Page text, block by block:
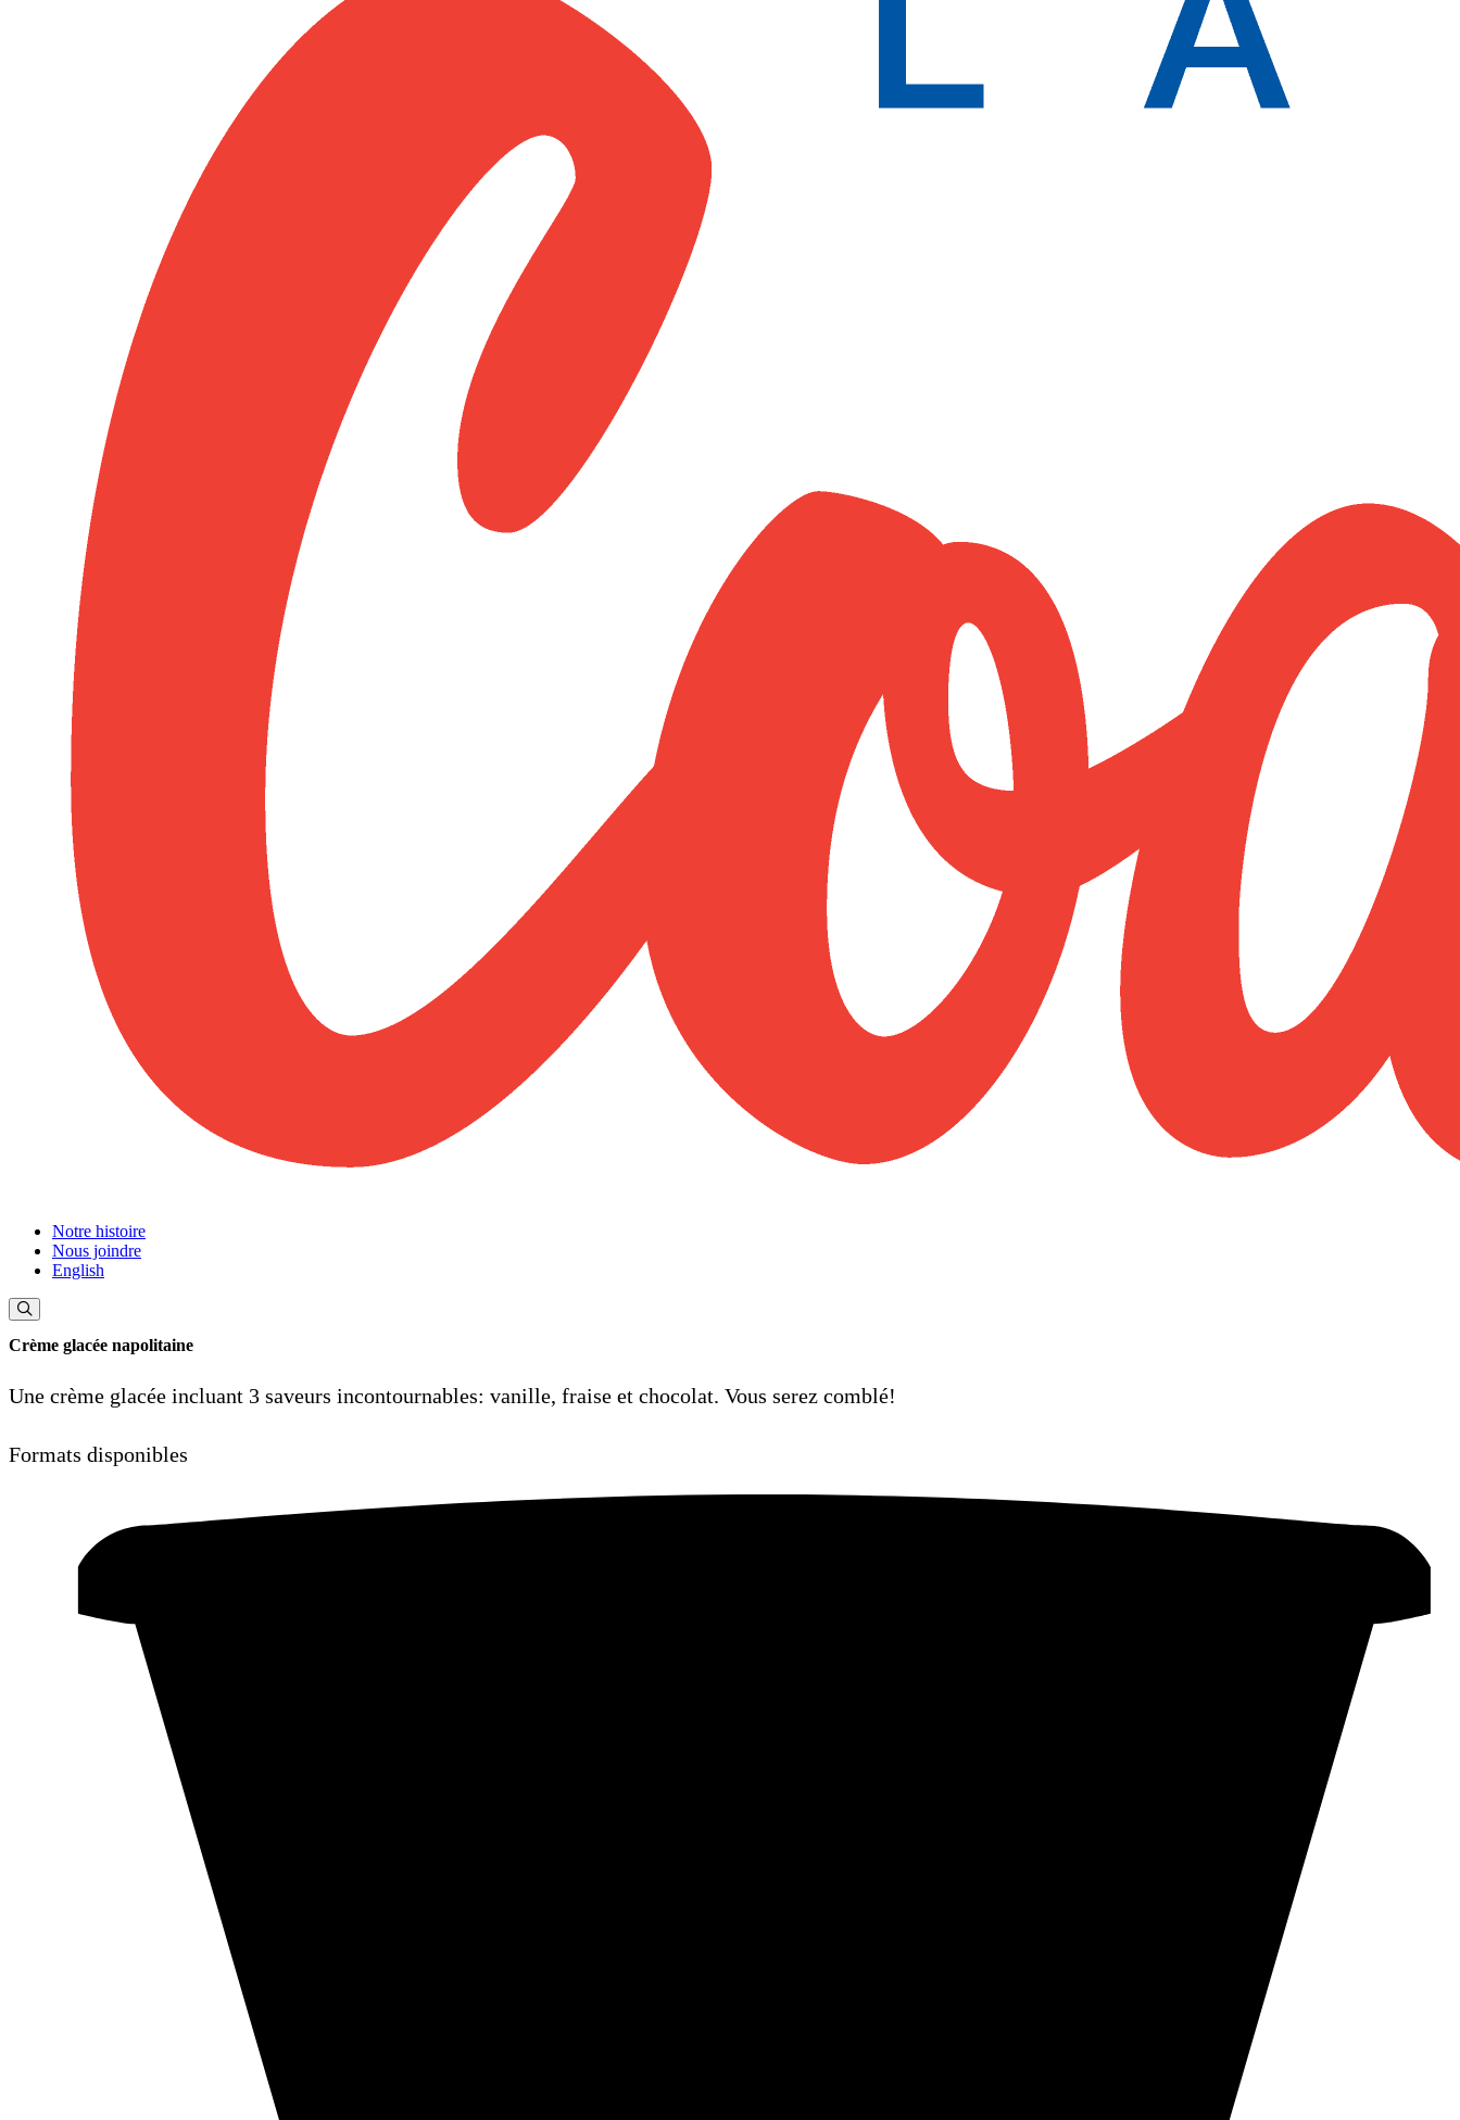
Notre histoire
Nous joindre
English
Crème glacée régulière
Crème glacée La gourmande
Crème glacée pour bar laitier
Crème glacée napolitaine
Une crème glacée incluant 3 saveurs incontournables: vanille, fraise et chocolat. Vous serez comblé!
Formats disponibles